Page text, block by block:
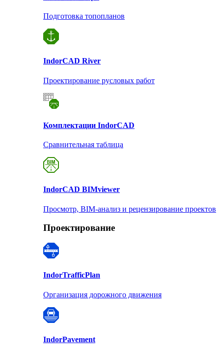
Подготовка топопланов
IndorCAD River
Проектирование русловых работ
Комплектации IndorCAD
Сравнительная таблица
IndorCAD BIMviewer
Просмотр, BIM-анализ и рецензирование проектов
Проектирование
IndorTrafficPlan
Организация дорожного движения
IndorPavement